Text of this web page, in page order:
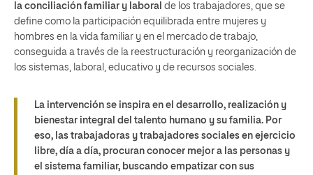
la conciliación familiar y laboral de los trabajadores, que se
define como la participación equilibrada entre mujeres y
hombres en la vida familiar y en el mercado de trabajo,
conseguida a través de la reestructuración y reorganización de
los sistemas, laboral, educativo y de recursos sociales.
La intervención se inspira en el desarrollo, realización y
bienestar integral del talento humano y su familia. Por
eso, las trabajadoras y trabajadores sociales en ejercicio
libre, día a día, procuran conocer mejor a las personas y
el sistema familiar, buscando empatizar con sus